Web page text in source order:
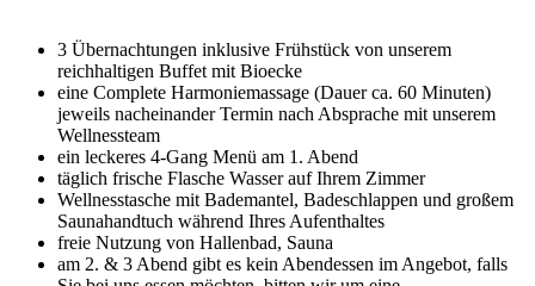
3 Übernachtungen inklusive Frühstück von unserem
reichhaltigen Buffet mit Bioecke
eine Complete Harmoniemassage (Dauer ca. 60 Minuten)
jeweils nacheinander Termin nach Absprache mit unserem
Wellnessteam
ein leckeres 4-Gang Menü am 1. Abend
täglich frische Flasche Wasser auf Ihrem Zimmer
Wellnesstasche mit Bademantel, Badeschlappen und großem
Saunahandtuch während Ihres Aufenthaltes
freie Nutzung von Hallenbad, Sauna
am 2. & 3 Abend gibt es kein Abendessen im Angebot, falls